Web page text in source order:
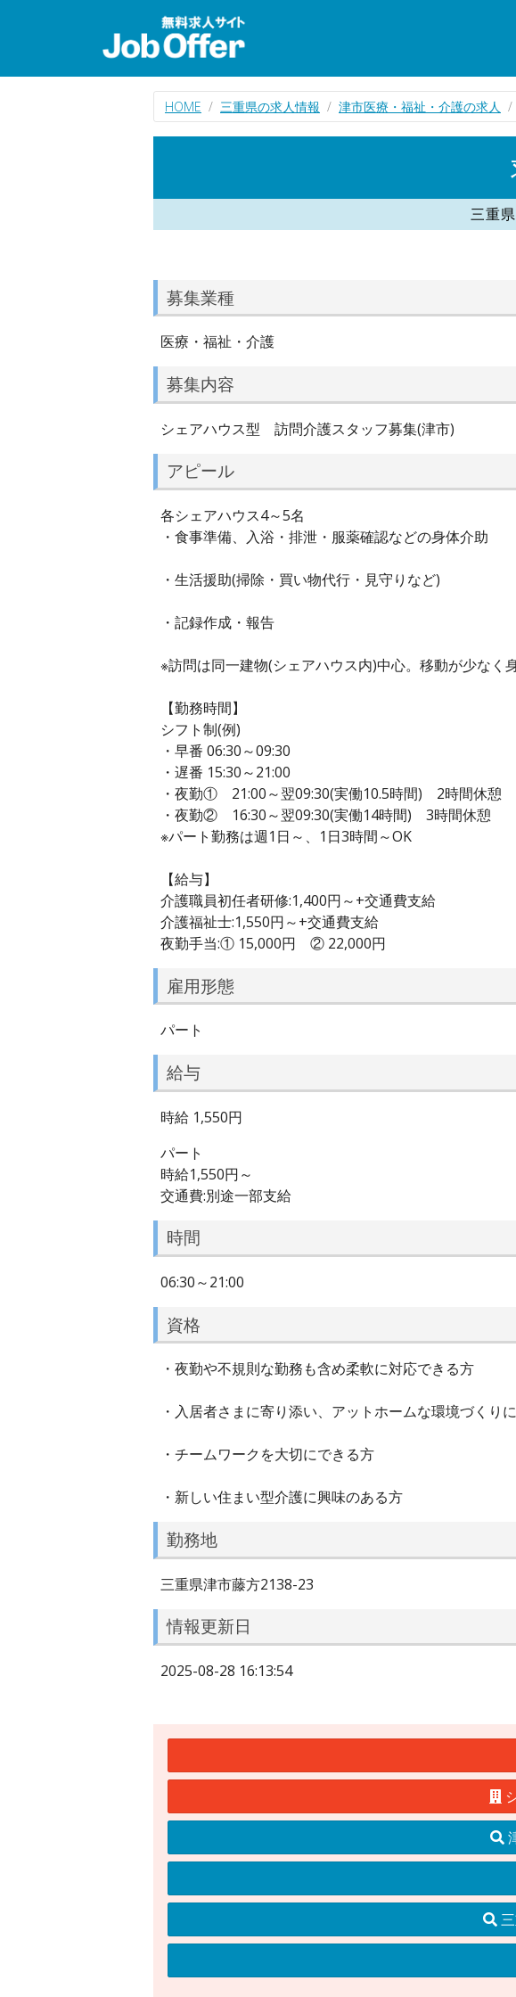
HOME 三重県の求人情報 津市医療・福祉・介護の求人
三重
募集業種
医療・福祉・介護
募集内容
シェアハウス型 訪問介護スタッフ募集(津市)
アピール
各シェアハウス4～5名
・食事準備、入浴・排泄・服薬確認などの身体介助
・生活援助(掃除・買い物代行・見守りなど)
・記録作成・報告
※訪問は同一建物(シェアハウス内)中心。移動が少なく
【勤務時間】
シフト制(例)
・早番 06:30～09:30
・遅番 15:30～21:00
・夜勤① 21:00～翌09:30(実働10.5時間) 2時間休憩
・夜勤② 16:30～翌09:30(実働14時間) 3時間休憩
※パート勤務は週1日～、1日3時間～OK
【給与】
介護職員初任者研修:1,400円～+交通費支給
介護福祉士:1,550円～+交通費支給
夜勤手当:① 15,000円 ② 22,000円
雇用形態
パート
給与
時給 1,550円
パート
時給1,550円～
交通費:別途一部支給
時間
06:30～21:00
資格
・夜勤や不規則な勤務も含め柔軟に対応できる方
・入居者さまに寄り添い、アットホームな環境づくり
・チームワークを大切にできる方
・新しい住まい型介護に興味のある方
勤務地
三重県津市藤方2138-23
情報更新日
2025-08-28 16:13:54